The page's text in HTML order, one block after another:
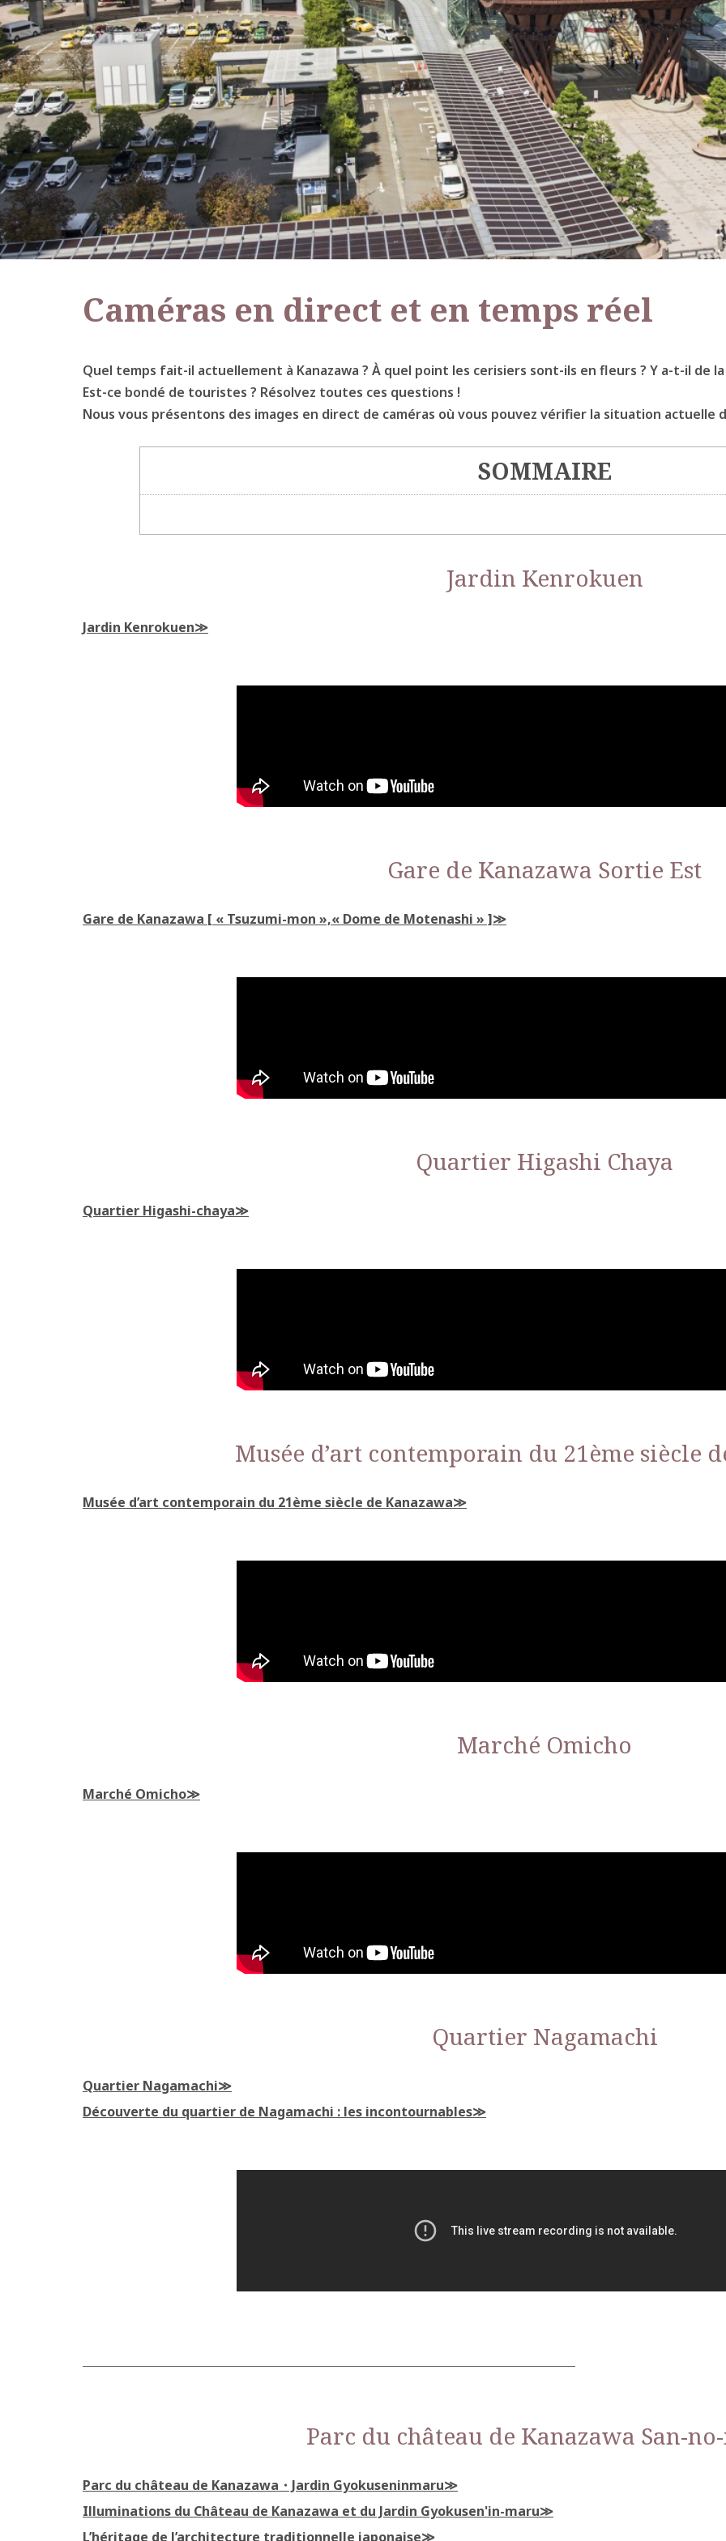
Caméras en direct et en temps réel
Quel temps fait-il actuellement à Kanazawa ? À quel point les cerisiers sont-ils en fleurs ? Y a-t-il de
Est-ce bondé de touristes ? Résolvez toutes ces questions !
Nous vous présentons des images en direct de caméras où vous pouvez vérifier la situation actuelle
SOMMAIRE
Jardin Kenrokuen
Jardin Kenrokuen
Gare de Kanazawa Sortie Est
Gare de Kanazawa [ « Tsuzumi-mon »,« Dome de Motenashi » ]
Quartier Higashi Chaya
Quartier Higashi-chaya
Musée d’art contemporain du 21ème siècle
Musée d’art contemporain du 21ème siècle de Kanazawa
Marché Omicho
Marché Omicho
Quartier Nagamachi
Quartier Nagamachi
Découverte du quartier de Nagamachi : les incontournables
Parc du château de Kanazawa San-
Parc du château de Kanazawa・Jardin Gyokuseninmaru
Illuminations du Château de Kanazawa et du Jardin Gyokusen'in-maru
L’héritage de l’architecture traditionnelle japonaise